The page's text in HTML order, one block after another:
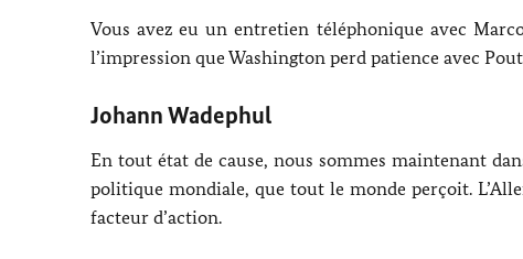
Vous avez eu un entretien téléphonique avec
l’impression que Washington perd patience avec
Johann Wadephul
En tout état de cause, nous sommes maintenant
politique mondiale, que tout le monde perçoit.
facteur d’action.